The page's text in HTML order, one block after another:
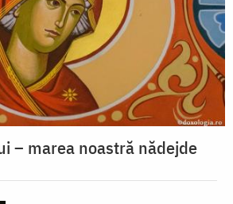
– marea noastră nădejde